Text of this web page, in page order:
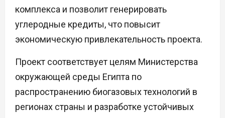
комплекса и позволит генерировать
углеродные кредиты, что повысит
экономическую привлекательность проекта.
Проект соответствует целям Министерства
окружающей среды Египта по
распространению биогазовых технологий в
регионах страны и разработке устойчивых